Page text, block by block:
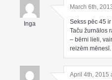
Inga
March 6th,
Sekss pēc 45
Taču žurnālos
– bērni lieli,
reizēm
April 4th, 2015